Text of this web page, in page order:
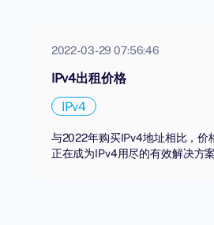
2022-03-29 07:56:46
IPv4出租价格
IPv4
与2022年购买IPv4地址相比，价
正在成为IPv4用尽的有效解决方案